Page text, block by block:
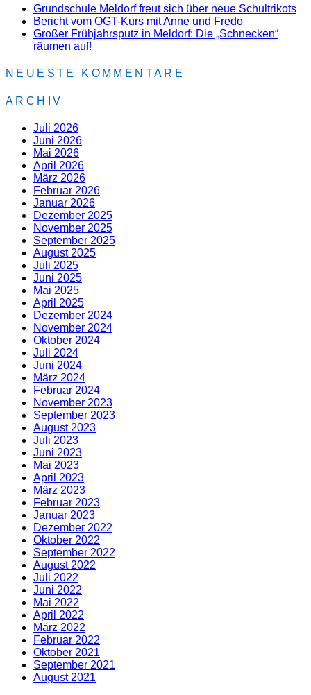
Grundschule Meldorf freut sich über neue Schultrikots
Bericht vom OGT-Kurs mit Anne und Fredo
Großer Frühjahrsputz in Meldorf: Die „Schnecken“
räumen auf!
NEUESTE KOMMENTARE
ARCHIV
Juli 2026
Juni 2026
Mai 2026
April 2026
März 2026
Februar 2026
Januar 2026
Dezember 2025
November 2025
September 2025
August 2025
Juli 2025
Juni 2025
Mai 2025
April 2025
Dezember 2024
November 2024
Oktober 2024
Juli 2024
Juni 2024
März 2024
Februar 2024
November 2023
September 2023
August 2023
Juli 2023
Juni 2023
Mai 2023
April 2023
März 2023
Februar 2023
Januar 2023
Dezember 2022
Oktober 2022
September 2022
August 2022
Juli 2022
Juni 2022
Mai 2022
April 2022
März 2022
Februar 2022
Oktober 2021
September 2021
August 2021